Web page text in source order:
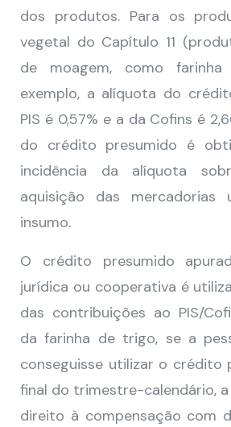
dos produtos. Para os
vegetal do Capítulo 11
de moagem, como
exemplo, a alíquota do
PIS é 0,57% e a da Cofins é
do crédito presumido é
incidência da alíquota
aquisição das mercadorias
insumo.
O crédito presumido
jurídica ou cooperativa é
das contribuições ao PIS/
da farinha de trigo, se a
conseguisse utilizar o crédito
final do trimestre-calendário, a
direito à compensação com